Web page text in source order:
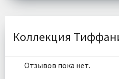
Доставка:
Коллекция
Отзывов пока нет.